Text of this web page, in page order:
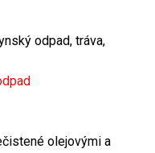
odpad, tráva,
olejovými a